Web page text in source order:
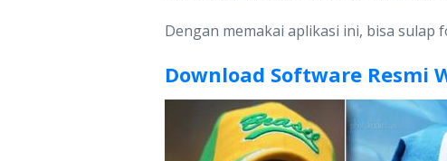
Dengan memakai aplikasi ini, bisa sulap
Download Software Resmi